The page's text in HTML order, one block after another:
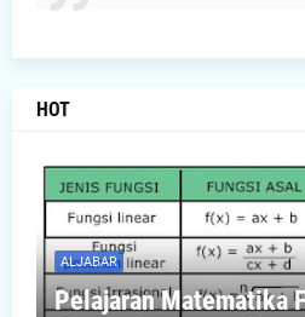
HOT
ALJABAR
Pelajaran Matematika